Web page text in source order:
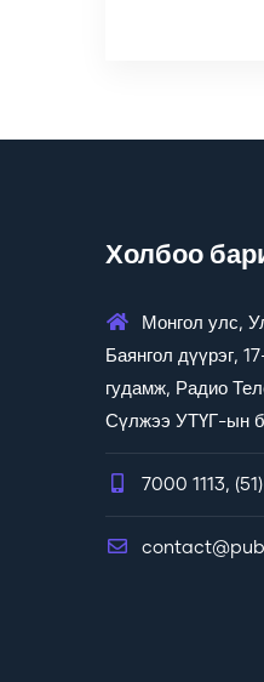
Холбоо
Монгол улс,
Баянгол дүүрэг,
гудамж, Радио
Сүлжээ УТҮГ-ын
7000 1113,